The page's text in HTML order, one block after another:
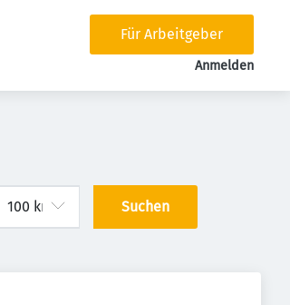
Für Arbeitgeber
Anmelden
Suchen